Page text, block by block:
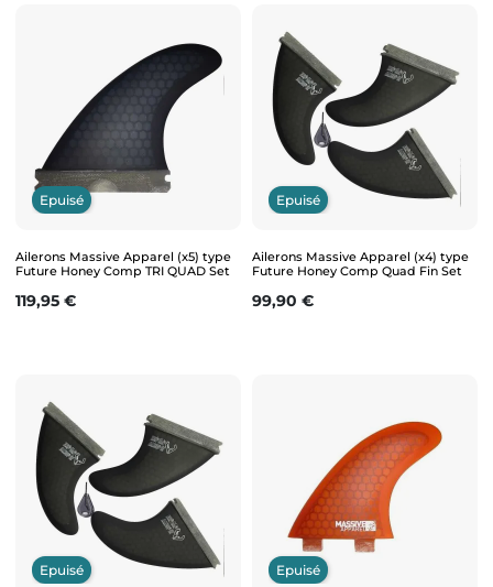
Epuisé
Ailerons Massive Apparel (x5) type
Future Honey Comp TRI QUAD Set
Prix
119,95 €
Epuisé
Ailerons Massive Apparel (x4) type
Future Honey Comp Quad Fin Set
Prix
99,90 €
Epuisé Epuisé